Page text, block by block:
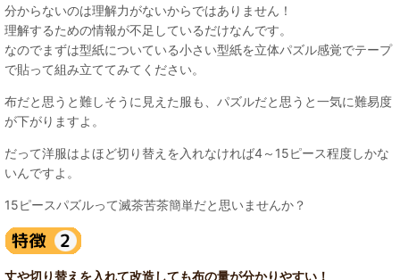
分からないのは理解力がないからではありません！
理解するための情報が不足しているだけなんです。
なのでまずは型紙についている小さい型紙を立体パズル感覚でテープ
で貼って組み立ててみてください。
布だと思うと難しそうに見えた服も、パズルだと思うと一気に難易度
が下がりますよ。
だって洋服はよほど切り替えを入れなければ4～15ピース程度しかな
いんですよ。
15ピースパズルって滅茶苦茶簡単だと思いませんか？
丈や切り替えを入れて改造しても布の量が分かりやすい！